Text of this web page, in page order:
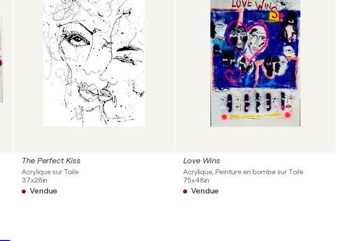
The Perfect Kiss
Acrylique sur Toile
37x28in
Vendue
Love Wins
Acrylique, Peinture en bombe sur Toile
75x48in
Vendue